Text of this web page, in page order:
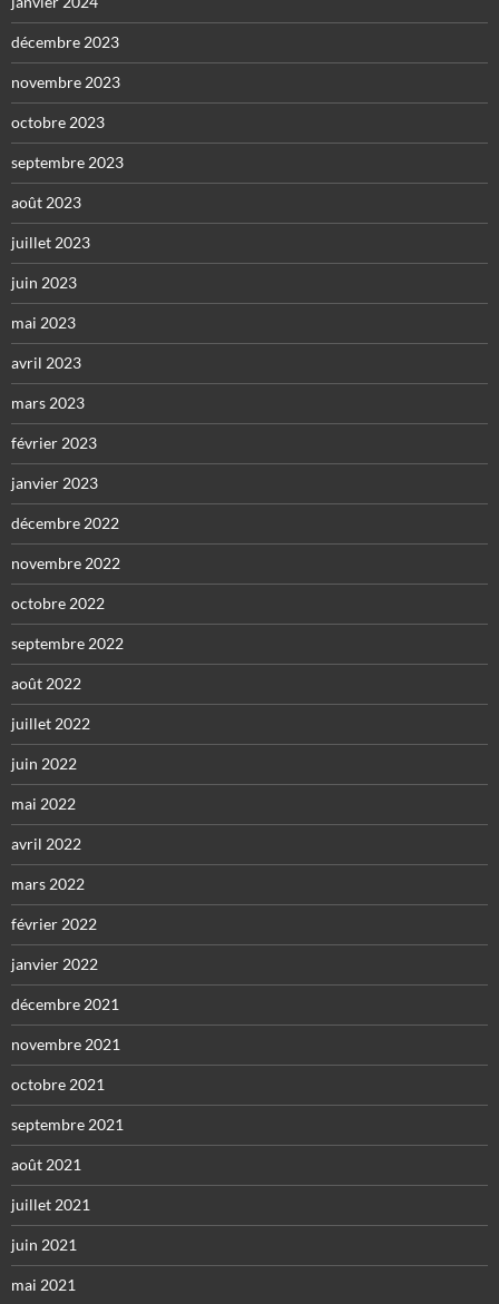
décembre 2023
novembre 2023
octobre 2023
septembre 2023
août 2023
juillet 2023
juin 2023
mai 2023
avril 2023
mars 2023
février 2023
janvier 2023
décembre 2022
novembre 2022
octobre 2022
septembre 2022
août 2022
juillet 2022
juin 2022
mai 2022
avril 2022
mars 2022
février 2022
janvier 2022
décembre 2021
novembre 2021
octobre 2021
septembre 2021
août 2021
juillet 2021
juin 2021
mai 2021